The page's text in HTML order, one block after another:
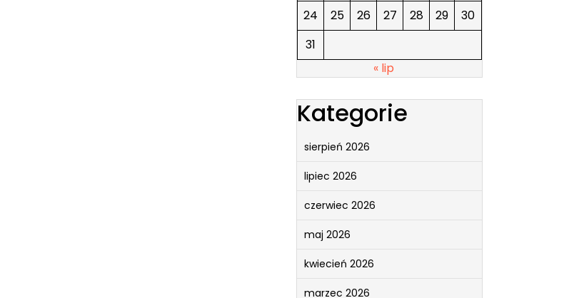
24
25 26 27 28 29
30
31
« lip
Kategorie
sierpień 2026
lipiec 2026
czerwiec 2026
maj 2026
kwiecień 2026
marzec 2026